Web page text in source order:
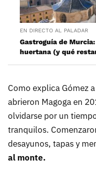
EN DIRECTO AL PALADAR
Gastroguía de
huertana (y qué
Como explica Gómez a
abrieron Magoga en
olvidarse por un
tranquilos.
desayunos, tapas y
al monte.